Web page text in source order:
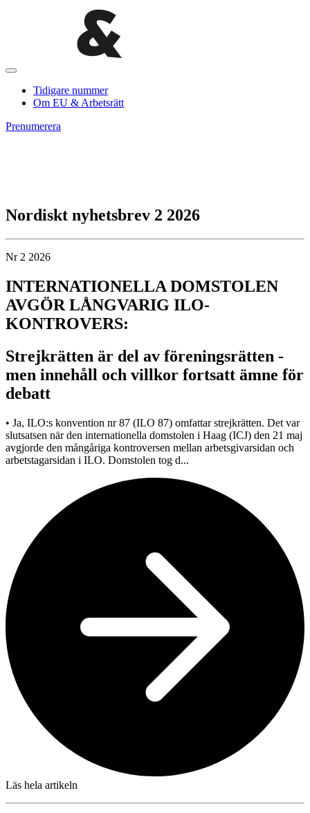
Tidigare nummer
Om EU & Arbetsrätt
Prenumerera
Nordiskt nyhetsbrev 2 2026
Nr 2 2026
INTERNATIONELLA DOMSTOLEN
AVGÖR LÅNGVARIG ILO-
KONTROVERS:
Strejkrätten är del av föreningsrätten -
men innehåll och villkor fortsatt ämne för
debatt
• Ja, ILO:s konvention nr 87 (ILO 87) omfattar strejkrätten. Det var
slutsatsen när den internationella domstolen i Haag (ICJ) den 21 maj
avgjorde den mångåriga kontroversen mellan arbetsgivarsidan och
arbetstagarsidan i ILO. Domstolen tog d...
Läs hela artikeln